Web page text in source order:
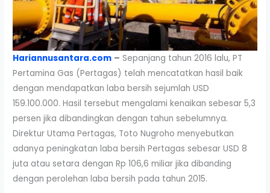
Hariannusantara.com – Sepanjang tahun 2016 lalu, PT
Pertamina Gas (Pertagas) telah mencatatkan hasil baik
dengan mendapatkan laba bersih sejumlah USD
159.100.000. Hasil tersebut mengalami kenaikan sebesar 5,3
persen jika dibandingkan dengan tahun sebelumnya.
Direktur Utama Pertagas, Toto Nugroho menyebutkan
adanya peningkatan laba bersih Pertagas sebesar USD 8
juta atau setara dengan Rp 106,6 miliar jika dibanding
dengan perolehan laba bersih pada tahun 2015.